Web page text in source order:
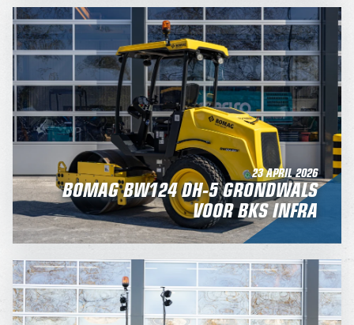
23 APRIL 2026
BOMAG BW124 DH-5 GRONDWALS
VOOR BKS INFRA